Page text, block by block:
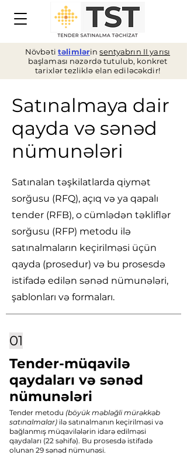
Növbəti təlimlərinsentyabrın II yarısı
başlaması nəzərdə tutulub, konkret
tarixlər tezliklə elan ediləcəkdir!
Satınalmaya dair
qayda və sənəd
nümunələri
Satınalan təşkilatlarda qiymət
sorğusu (RFQ), açıq və ya qapalı
tender (RFB), o cümlədən təkliflər
sorğusu (RFP) metodu ilə
satınalmaların keçirilməsi üçün
qayda (prosedur) və bu prosesdə
istifadə edilən sənəd nümunələri,
şablonları və formaları.
01
Tender-müqavilə
qaydaları və sənəd
nümunələri
Tender metodu (böyük məbləğli mürəkkəb
satınalmalar) ilə satınalmanın keçirilməsi və
bağlanmış müqavilələrin idarə edilməsi
qaydaları (22 səhifə). Bu prosesdə istifadə
olunan 29 sənəd nümunəsi.